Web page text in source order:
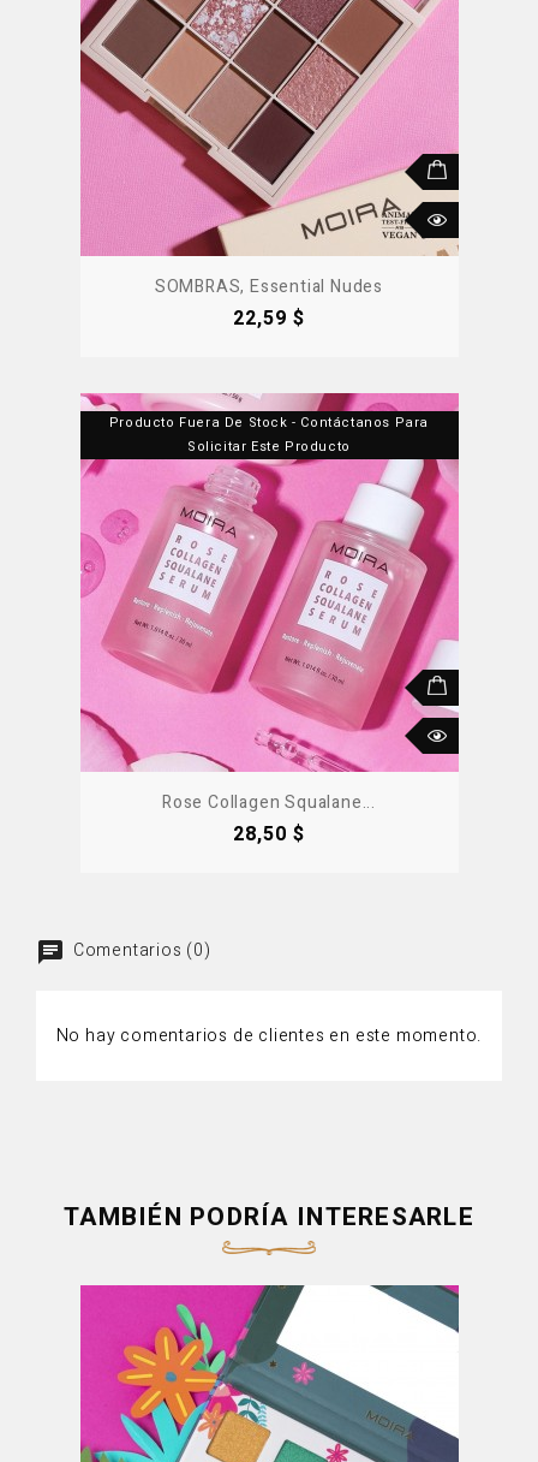
SOMBRAS, Essential Nudes
Precio
22,59 $
Producto Fuera De Stock - Contáctanos Para
Solicitar Este Producto
Rose Collagen Squalane...
Precio
28,50 $
Comentarios (0)
No hay comentarios de clientes en este momento.
TAMBIÉN PODRÍA INTERESARLE